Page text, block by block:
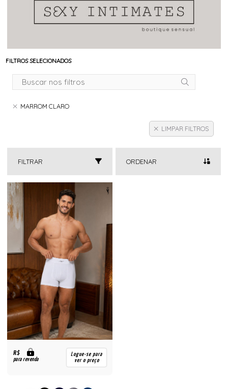
FILTROS SELECIONADOS
MARROM CLARO
LIMPAR FILTROS
FILTRAR ORDENAR
R$
para revenda
Logue-se para
ver o preço